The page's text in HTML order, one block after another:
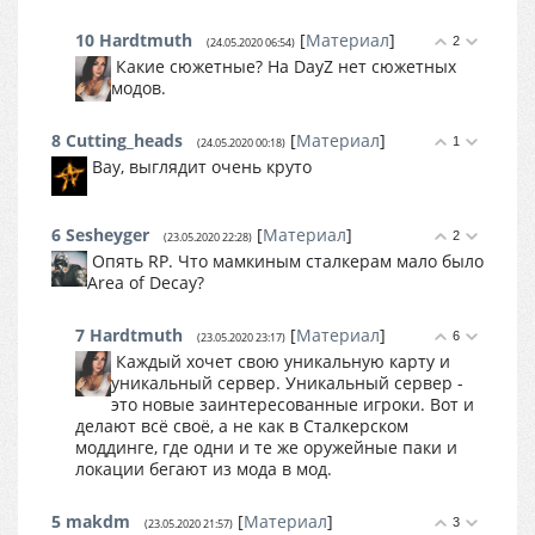
2
10 Hardtmuth (24.05.2020 06:54) [Материал]
Какие сюжетные? На DayZ нет сюжетных
модов.
1
8 Cutting_heads (24.05.2020 00:18) [Материал]
Вау, выглядит очень круто
2
6 Sesheyger (23.05.2020 22:28) [Материал]
Опять RP. Что мамкиным сталкерам мало было
Area of Decay?
6
7 Hardtmuth (23.05.2020 23:17) [Материал]
Каждый хочет свою уникальную карту и
уникальный сервер. Уникальный сервер -
это новые заинтересованные игроки. Вот и
делают всё своё, а не как в Сталкерском
моддинге, где одни и те же оружейные паки и
локации бегают из мода в мод.
3
5 makdm (23.05.2020 21:57) [Материал]